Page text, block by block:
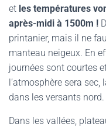
et les températures
après-midi à 1500m !
printanier, mais il ne
manteau neigeux. En
journées sont courtes
l’atmosphère sera
dans les versants nord.
Dans les vallées,